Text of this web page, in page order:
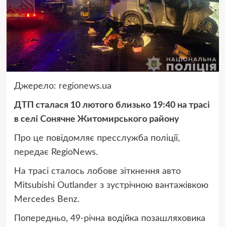
Джерело: regionews.ua
ДТП сталася 10 лютого близько 19:40 на трасі
в селі Сонячне Житомирського району
Про це повідомляє пресслужба поліції,
передає RegioNews.
На трасі сталось лобове зіткнення авто
Mitsubishi Outlander з зустрічною вантажівкою
Mercedes Benz.
Попередньо, 49-річна водійка позашляховика